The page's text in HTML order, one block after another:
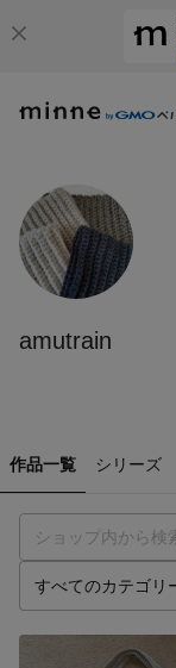
amutrain
作品一覧 シリーズ